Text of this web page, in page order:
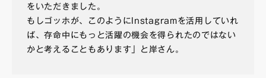
をいただきました。
もしゴッホが、このようにInstagramを活用していれ
ば、存命中にもっと活躍の機会を得られたのではない
かと考えることもあります」と岸さん。